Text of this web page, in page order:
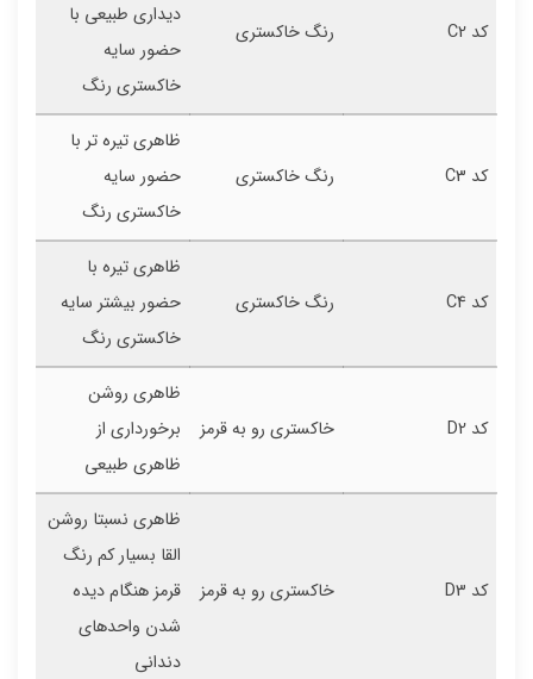
کد C2 رنگ خاکستری
دیداری طبیعی با
حضور سایه
خاکستری رنگ
کد C3 رنگ خاکستری
ظاهری تیره تر با
حضور سایه
خاکستری رنگ
کد C4 رنگ خاکستری
ظاهری تیره با
حضور بیشتر سایه
خاکستری رنگ
کد D2 خاکستری رو به قرمز
ظاهری روشن
برخورداری از
ظاهری طبیعی
کد D3 خاکستری رو به قرمز
ظاهری نسبتا روشن
القا بسیار کم رنگ
قرمز هنگام دیده
شدن واحدهای
دندانی